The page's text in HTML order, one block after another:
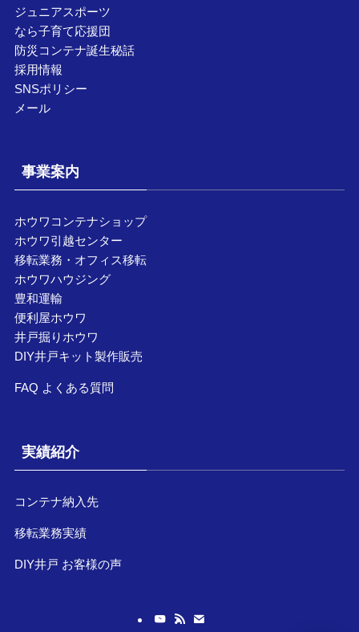
ジュニアスポーツ
なら子育て応援団
防災コンテナ誕生秘話
採用情報
SNSポリシー
メール
事業案内
ホウワコンテナショップ
ホウワ引越センター
移転業務・オフィス移転
ホウワハウジング
豊和運輸
便利屋ホウワ
井戸掘りホウワ
DIY井戸キット製作販売
FAQ よくある質問
実績紹介
コンテナ納入先
移転業務実績
DIY井戸 お客様の声